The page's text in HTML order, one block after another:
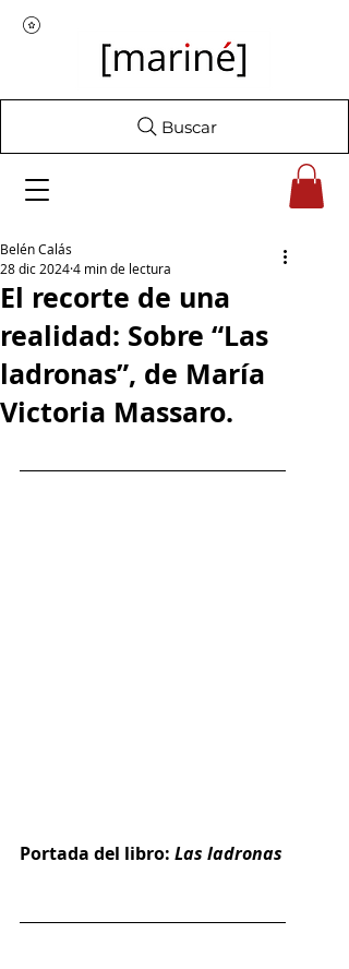
Buscar
El recorte de una
realidad: Sobre “Las
ladronas”, de María
Victoria Massaro.
Belén Calás
28 dic 20244 min de lectura
Portada del libro: Las ladronas